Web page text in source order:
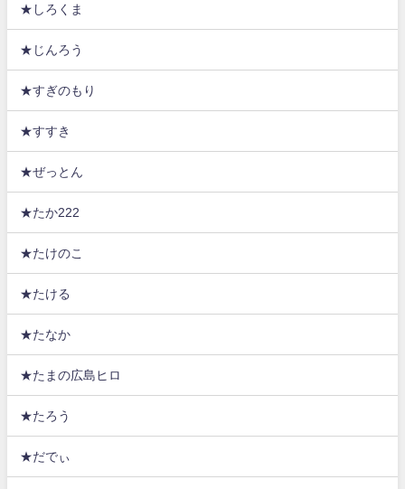
★しろくま
★じんろう
★すぎのもり
★すすき
★ぜっとん
★たか222
★たけのこ
★たける
★たなか
★たまの広島ヒロ
★たろう
★だでぃ